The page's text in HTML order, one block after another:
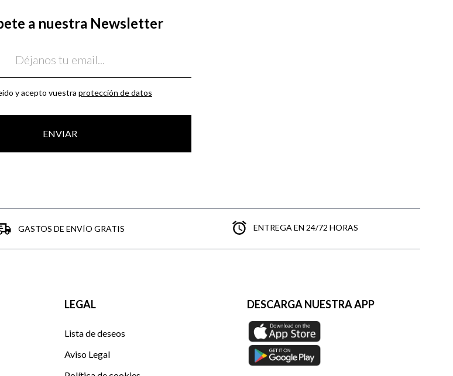
a nuestra Newsletter
y acepto vuestra protección de datos
ENVIAR
GASTOS DE ENVÍO GRATIS ENTREGA EN 24/72 HORAS
LEGAL
Lista de deseos
Aviso Legal
DESCARGA NUESTRA APP